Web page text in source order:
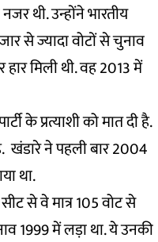
थी. उन्होंने भारतीय
से ज्यादा वोटों से चुनाव
मिली थी. वह 2013 में
के प्रत्याशी को मात दी है.
खंडारे ने पहली बार 2004
था.
से वे मात्र 105 वोट से
1999 में लड़ा था. ये उनकी